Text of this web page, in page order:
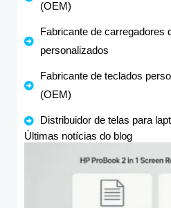
(OEM)
Fabricante de carregadores
personalizados
Fabricante de teclados
(OEM)
Distribuidor de telas para
Últimas notícias do blog